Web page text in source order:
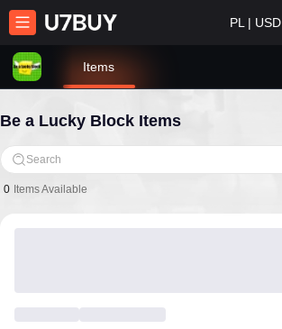
PL | USD
Items
Be a Lucky Block Items
Search
0 Items Available